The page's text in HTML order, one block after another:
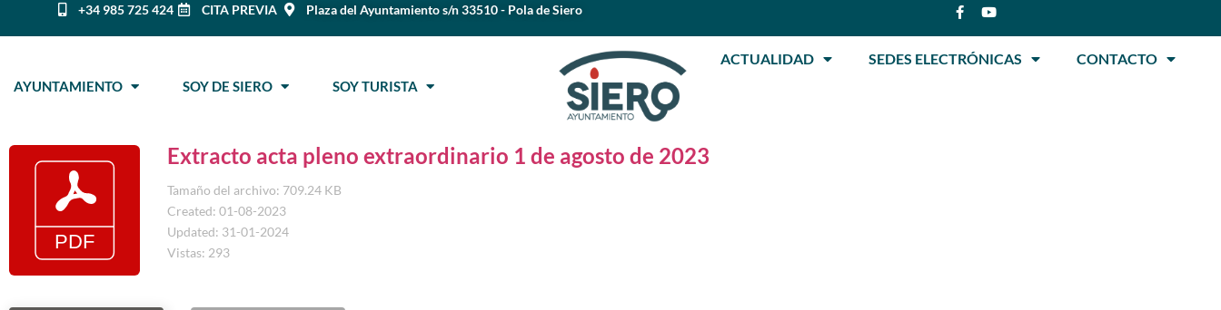
+34 985 725 424 CITA PREVIA Plaza del Ayuntamiento s/n 33510 - Pola de Siero
AYUNTAMIENTO SOY DE SIERO SOY TURISTA
ACTUALIDAD SEDES ELECTRÓNICAS CONTACTO
Extracto acta pleno extraordinario 1 de agosto de 2023
Tamaño del archivo: 709.24 KB
Created: 01-08-2023
Updated: 31-01-2024
Vistas: 293